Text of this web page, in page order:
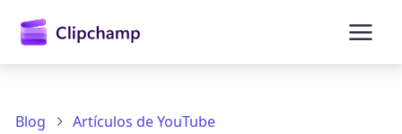
principal
Blog Artículos de YouTube